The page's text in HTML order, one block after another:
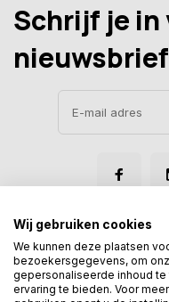
Schrijf je in
nieuwsbrief
Disclaimer
©
Wij gebruiken cookies
We kunnen deze plaatsen
bezoekersgegevens, om
gepersonaliseerde inhoud
ervaring te bieden. Voor